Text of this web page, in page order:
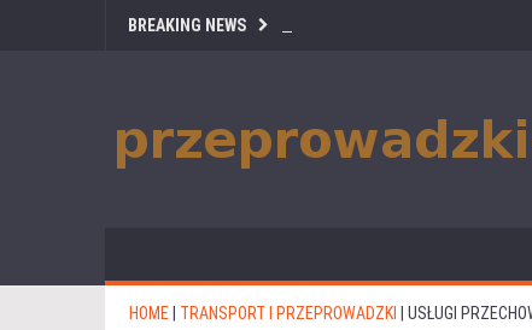
BREAKING NEWS
HOME TRANSPORT I PRZEPROWADZKI USŁUGI